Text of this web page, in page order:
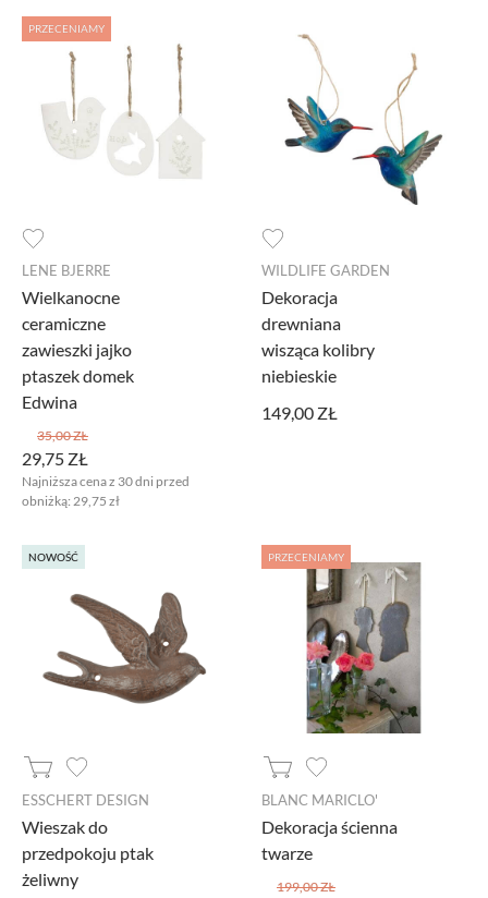
PRZECENIAMY
LENE BJERRE
Wielkanocne
ceramiczne
zawieszki jajko
ptaszek domek
Edwina
29,75 ZŁ
35,00 ZŁ
Najniższa cena z 30 dni przed
obniżką: 29,75 zł
WILDLIFE GARDEN
Dekoracja
drewniana
wisząca kolibry
niebieskie
149,00 ZŁ
NOWOŚĆ
ESSCHERT DESIGN
Wieszak do
przedpokoju ptak
żeliwny
PRZECENIAMY
BLANC MARICLO'
Dekoracja ścienna
twarze
199,00 ZŁ